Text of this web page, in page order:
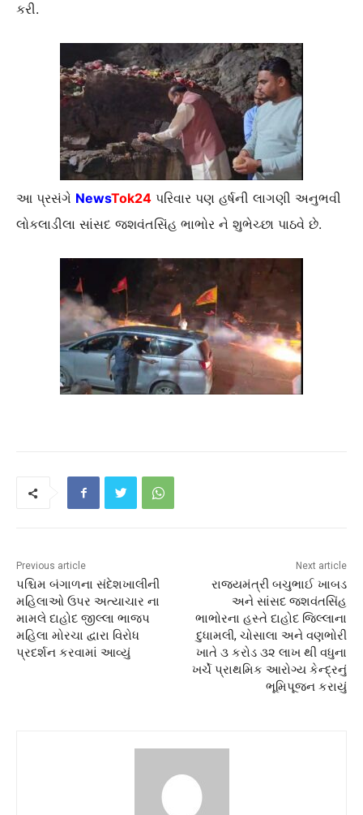
કરી.
આ પ્રસંગે NewsTok24 પરિવાર પણ હર્ષની લાગણી અનુભવી
લોકલાડીલા સાંસદ જશવંતસિંહ ભાભોર ને શુભેચ્છા પાઠવે છે.
Previous article
પશ્ચિમ બંગાળના સંદેશખાલીની
મહિલાઓ ઉપર અત્યાચાર ના
મામલે દાહોદ જીલ્લા ભાજપ
મહિલા મોરચા દ્વારા વિરોધ
પ્રદર્શન કરવામાં આવ્યું
Next article
રાજ્યમંત્રી બચુભાઈ ખાબડ
અને સાંસદ જશવંતસિંહ
ભાભોરના હસ્તે દાહોદ જિલ્લાના
દુધામલી, ચોસાલા અને વણભોરી
ખાતે ૩ કરોડ ૩૨ લાખ થી વધુના
ખર્ચે પ્રાથમિક આરોગ્ય કેન્દ્રનું
ભૂમિપૂજન કરાયું